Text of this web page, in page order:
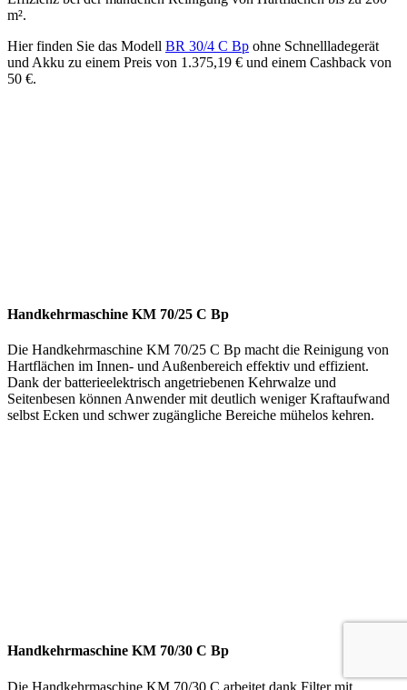
m².
Hier finden Sie das Modell BR 30/4 C Bp ohne Schnellladegerät
und Akku zu einem Preis von 1.375,19 € und einem Cashback von
50 €.
Handkehrmaschine KM 70/25 C Bp
Die Handkehrmaschine KM 70/25 C Bp macht die Reinigung von
Hartflächen im Innen- und Außenbereich effektiv und effizient.
Dank der batterieelektrisch angetriebenen Kehrwalze und
Seitenbesen können Anwender mit deutlich weniger Kraftaufwand
selbst Ecken und schwer zugängliche Bereiche mühelos kehren.
Handkehrmaschine KM 70/30 C Bp
Die Handkehrmaschine KM 70/30 C arbeitet dank Filter mit